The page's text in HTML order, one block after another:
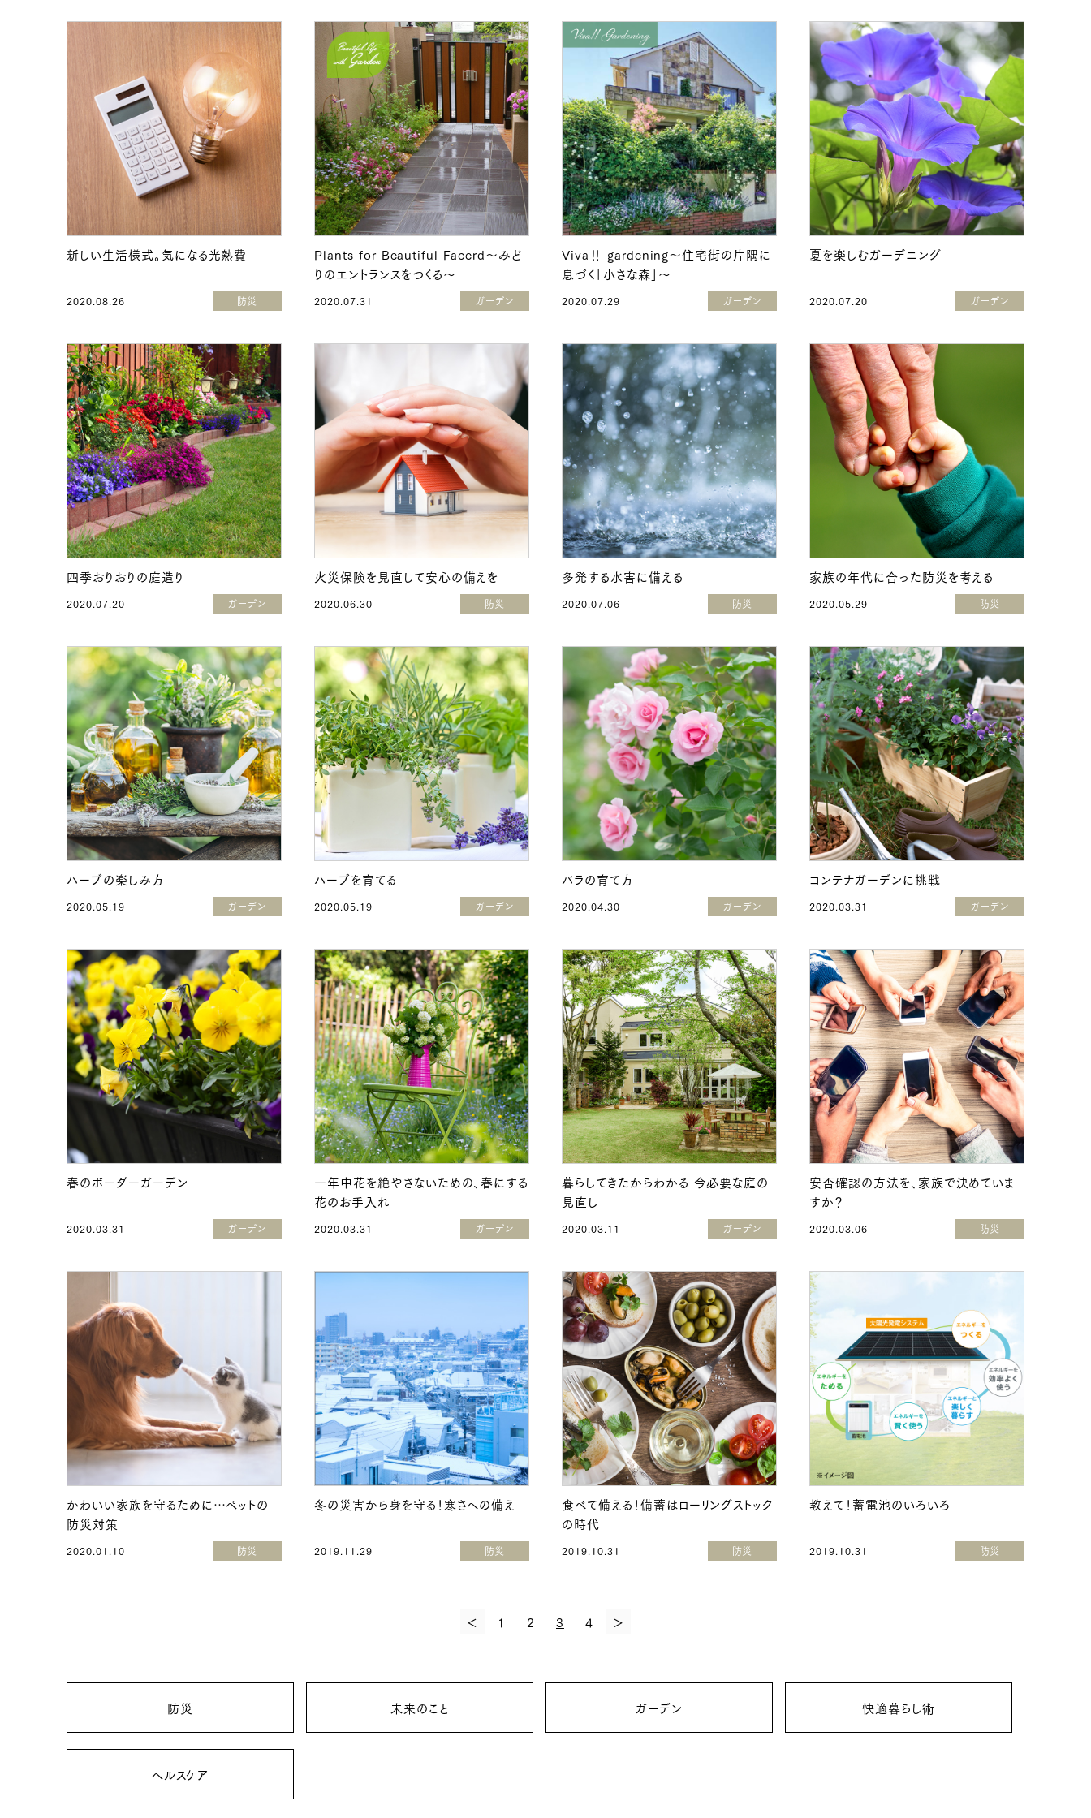
新しい生活様式。気になる光熱費
2020.08.26 防災
Plants for Beautiful Facerd～みど
りのエントランスをつくる～
2020.07.31 ガーデン
Viva‼ gardening～住宅街の片隅に
息づく「小さな森」～
2020.07.29 ガーデン
夏を楽しむガーデニング
2020.07.20 ガーデン
四季おりおりの庭造り
2020.07.20 ガーデン
火災保険を見直して安心の備えを
2020.06.30 防災
多発する水害に備える
2020.07.06 防災
家族の年代に合った防災を考える
2020.05.29 防災
ハーブの楽しみ方
2020.05.19 ガーデン
ハーブを育てる
2020.05.19 ガーデン
バラの育て方
2020.04.30 ガーデン
コンテナガーデンに挑戦
2020.03.31 ガーデン
春のボーダーガーデン
2020.03.31 ガーデン
一年中花を絶やさないための、春にする
花のお手入れ
2020.03.31 ガーデン
暮らしてきたからわかる 今必要な庭の
見直し
2020.03.11 ガーデン
安否確認の方法を、家族で決めていま
すか？
2020.03.06 防災
かわいい家族を守るために…ペットの
防災対策
2020.01.10 防災
冬の災害から身を守る！寒さへの備え
2019.11.29 防災
食べて備える！備蓄はローリングストック
の時代
2019.10.31 防災
教えて！蓄電池のいろいろ
2019.10.31 防災
＜ 1 2 3 4 ＞
防災 未来のこと ガーデン 快適暮らし術
ヘルスケア